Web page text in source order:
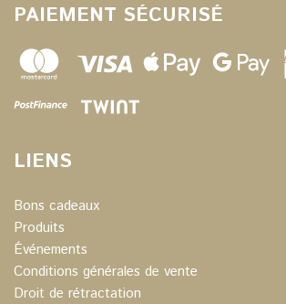
PAIEMENT SÉCURISÉ
LIENS
Bons cadeaux
Produits
Événements
Conditions générales de vente
Droit de rétractation